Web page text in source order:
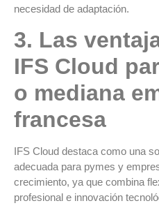
necesidad de adaptación.
3. Las
IFS Cloud
o mediana
francesa
IFS Cloud destaca como una
adecuada para pymes y
crecimiento, ya que combina
profesional e innovación